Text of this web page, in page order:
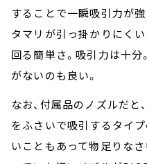
することで一瞬吸引力が
タマリが引っ掛かりにく
回る簡単さ。吸引力は十分
がないのも良い。
なお、付属品のノズルだと
をふさいで吸引するタイ
いこともあって物足りな